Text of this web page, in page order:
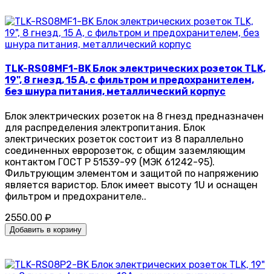
TLK-RS08MF1-BK Блок электрических розеток TLK,
19", 8 гнезд, 15 А, с фильтром и предохранителем,
без шнура питания, металлический корпус
Блок электрических розеток на 8 гнезд предназначен
для распределения электропитания. Блок
электрических розеток состоит из 8 параллельно
соединенных евророзеток, с общим заземляющим
контактом ГОСТ Р 51539-99 (МЭК 61242-95).
Фильтрующим элементом и защитой по напряжению
является варистор. Блок имеет высоту 1U и оснащен
фильтром и предохранителе..
2550.00 ₽
Добавить в корзину